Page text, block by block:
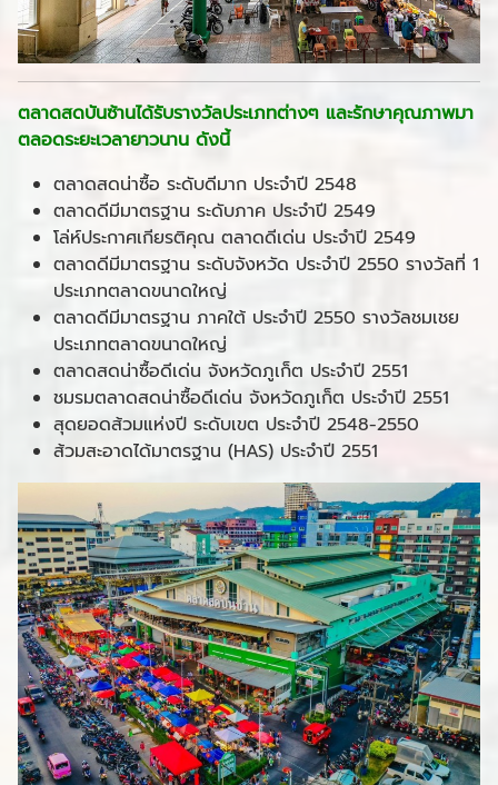
ตลาดสดบันซ้านได้รับรางวัลประเภทต่างๆ และรักษาคุณภาพมา
ตลอดระยะเวลายาวนาน ดังนี้
ตลาดสดน่าซื้อ ระดับดีมาก ประจำปี 2548
ตลาดดีมีมาตรฐาน ระดับภาค ประจำปี 2549
โล่ห์ประกาศเกียรติคุณ ตลาดดีเด่น ประจำปี 2549
ตลาดดีมีมาตรฐาน ระดับจังหวัด ประจำปี 2550 รางวัลที่ 1
ประเภทตลาดขนาดใหญ่
ตลาดดีมีมาตรฐาน ภาคใต้ ประจำปี 2550 รางวัลชมเชย
ประเภทตลาดขนาดใหญ่
ตลาดสดน่าซื้อดีเด่น จังหวัดภูเก็ต ประจำปี 2551
ชมรมตลาดสดน่าซื้อดีเด่น จังหวัดภูเก็ต ประจำปี 2551
สุดยอดส้วมแห่งปี ระดับเขต ประจำปี 2548-2550
ส้วมสะอาดได้มาตรฐาน (HAS) ประจำปี 2551